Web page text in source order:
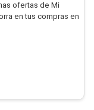
ofertas de Mi
en tus compras en